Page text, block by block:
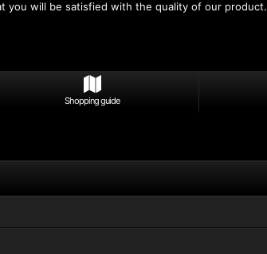
you will be satisfied with the quality of our product.
Shopping guide